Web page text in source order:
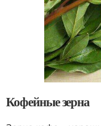
Кофейные зерна